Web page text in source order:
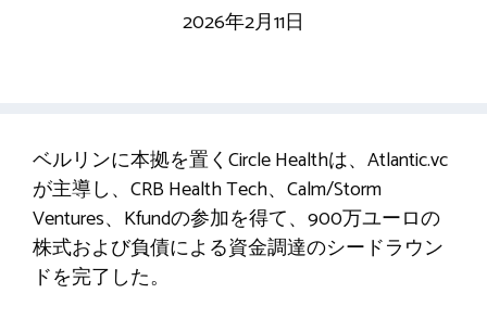
2026年2月11日
ベルリンに本拠を置くCircle Healthは、Atlantic.vc
が主導し、CRB Health Tech、Calm/Storm
Ventures、Kfundの参加を得て、900万ユーロの
株式および負債による資金調達のシードラウン
ドを完了した。